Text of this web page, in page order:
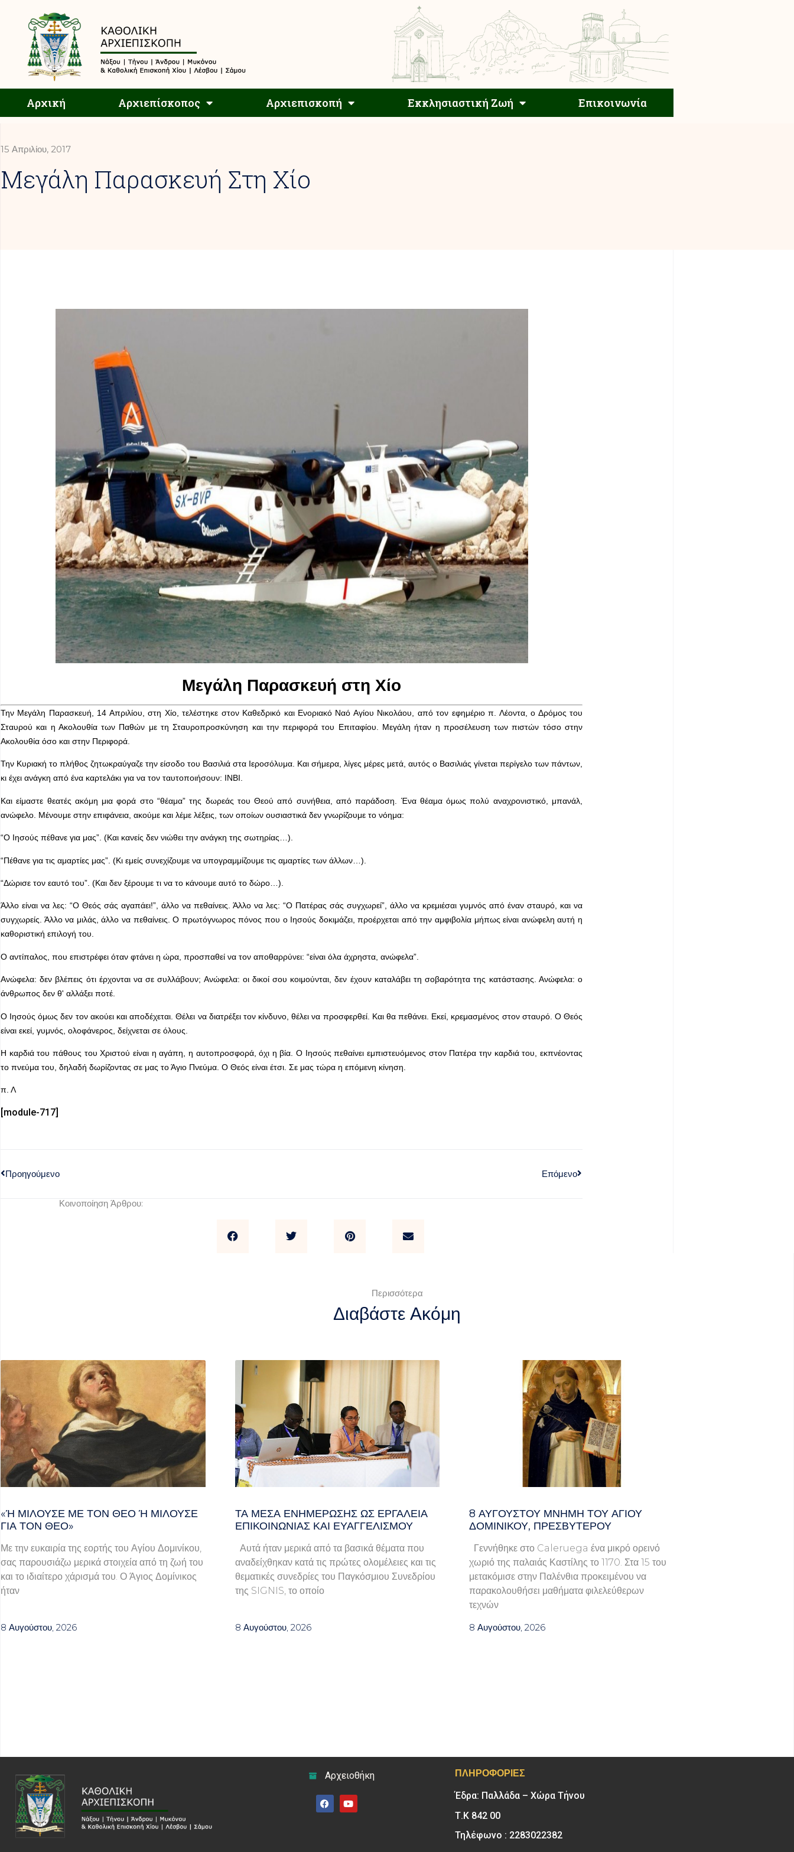
Αρχική Αρχιεπίσκοπος Αρχιεπισκοπή Εκκλησιαστική Ζωή Επικοινωνία
Αρχιεπισκοπή Εκκλησιαστική Ζωή Επικοινωνία
15 Απριλίου, 2017
Μεγάλη Παρασκευή Στη Χίο
Μεγάλη Παρασκευή στη Χίο
Την Μεγάλη Παρασκευή, 14 Απριλίου, στη Χίο, τελέστηκε στον Καθεδρικό και Ενοριακό Ναό Αγίου Νικολάου, από τον εφημέριο π. Λέοντα, ο Δρόμος του
Σταυρού και η Ακολουθία των Παθών με τη Σταυροπροσκύνηση και την περιφορά του Επιταφίου. Μεγάλη ήταν η προσέλευση των πιστών τόσο στην
Ακολουθία όσο και στην Περιφορά.
Την Κυριακή το πλήθος ζητωκραύγαζε την είσοδο του Βασιλιά στα Ιεροσόλυμα. Και σήμερα, λίγες μέρες μετά, αυτός ο Βασιλιάς γίνεται περίγελο των πάντων,
κι έχει ανάγκη από ένα καρτελάκι για να τον ταυτοποιήσουν: ΙΝΒΙ.
Και είμαστε θεατές ακόμη μια φορά στο “θέαμα” της δωρεάς του Θεού από συνήθεια, από παράδοση. Ένα θέαμα όμως πολύ αναχρονιστικό, μπανάλ,
ανώφελο. Μένουμε στην επιφάνεια, ακούμε και λέμε λέξεις, των οποίων ουσιαστικά δεν γνωρίζουμε το νόημα:
“Ο Ιησούς πέθανε για μας”. (Και κανείς δεν νιώθει την ανάγκη της σωτηρίας…).
“Πέθανε για τις αμαρτίες μας”. (Κι εμείς συνεχίζουμε να υπογραμμίζουμε τις αμαρτίες των άλλων…).
“Δώρισε τον εαυτό του”. (Και δεν ξέρουμε τι να το κάνουμε αυτό το δώρο…).
Άλλο είναι να λες: “Ο Θεός σάς αγαπάει!”, άλλο να πεθαίνεις. Άλλο να λες: “Ο Πατέρας σάς συγχωρεί”, άλλο να κρεμιέσαι γυμνός από έναν σταυρό, και να
συγχωρείς. Άλλο να μιλάς, άλλο να πεθαίνεις. Ο πρωτόγνωρος πόνος που ο Ιησούς δοκιμάζει, προέρχεται από την αμφιβολία μήπως είναι ανώφελη αυτή η
καθοριστική επιλογή του.
Ο αντίπαλος, που επιστρέφει όταν φτάνει η ώρα, προσπαθεί να τον αποθαρρύνει: “είναι όλα άχρηστα, ανώφελα”.
Ανώφελα: δεν βλέπεις ότι έρχονται να σε συλλάβουν; Ανώφελα: οι δικοί σου κοιμούνται, δεν έχουν καταλάβει τη σοβαρότητα της κατάστασης. Ανώφελα: ο
άνθρωπος δεν θ' αλλάξει ποτέ.
Ο Ιησούς όμως δεν τον ακούει και αποδέχεται. Θέλει να διατρέξει τον κίνδυνο, θέλει να προσφερθεί. Και θα πεθάνει. Εκεί, κρεμασμένος στον σταυρό. Ο Θεός
είναι εκεί, γυμνός, ολοφάνερος, δείχνεται σε όλους.
Η καρδιά του πάθους του Χριστού είναι η αγάπη, η αυτοπροσφορά, όχι η βία. Ο Ιησούς πεθαίνει εμπιστευόμενος στον Πατέρα την καρδιά του, εκπνέοντας
το πνεύμα του, δηλαδή δωρίζοντας σε μας το Άγιο Πνεύμα. Ο Θεός είναι έτσι. Σε μας τώρα η επόμενη κίνηση.
π. Λ
[module-717]
Προηγούμενο Επόμενο
Κοινοποίηση Άρθρου:
Περισσότερα
Διαβάστε Ακόμη
«Ή ΜΙΛΟΎΣΕ ΜΕ ΤΟΝ ΘΕΌ Ή ΜΙΛΟΎΣΕ ΓΙ
Α ΤΟΝ ΘΕΌ»
Με την ευκαιρία της εορτής του Αγίου Δομινίκου,
σας παρουσιάζω μερικά στοιχεία από τη ζωή του
και το ιδιαίτερο χάρισμά του. Ο Άγιος Δομίνικος
ήταν
8 Αυγούστου, 2026
ΤΑ ΜΈΣΑ ΕΝΗΜΈΡΩΣΗΣ ΩΣ ΕΡΓΑΛΕΊΑ
ΕΠΙΚΟΙΝΩΝΊΑΣ ΚΑΙ ΕΥΑΓΓΕΛΙΣΜΟΎ
Αυτά ήταν μερικά από τα βασικά θέματα που
αναδείχθηκαν κατά τις πρώτες ολομέλειες και τις
θεματικές συνεδρίες του Παγκόσμιου Συνεδρίου
της SIGNIS, το οποίο
8 Αυγούστου, 2026
8 ΑΥΓΟΥΣΤΟΥ ΜΝΗΜΗ ΤΟΥ ΑΓΙΟΥ
ΔΟΜΙΝΙΚΟΥ, ΠΡΕΣΒΥΤΕΡΟΥ
Γεννήθηκε στο Caleruega ένα μικρό ορεινό
χωριό της παλαιάς Καστίλης το 1170. Στα 15 του
μετακόμισε στην Παλένθια προκειμένου να
παρακολουθήσει μαθήματα φιλελεύθερων
τεχνών
8 Αυγούστου, 2026
Αρχειοθήκη
ΠΛΗΡΟΦΟΡΊΕΣ
Έδρα: Παλλάδα – Χώρα Τήνου
Τ.Κ 842 00
Τηλέφωνο : 2283022382